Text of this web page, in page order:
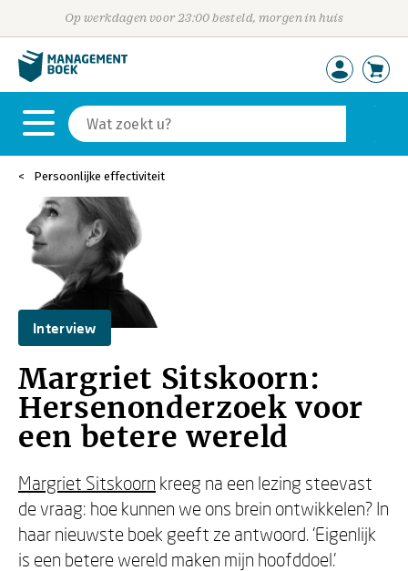
Op werkdagen voor 23:00 besteld, morgen in huis
Persoonlijke effectiviteit
Interview
Margriet Sitskoorn:
Hersenonderzoek voor
een betere wereld
Margriet Sitskoorn kreeg na een lezing steevast
de vraag: hoe kunnen we ons brein ontwikkelen? In
haar nieuwste boek geeft ze antwoord. ‘Eigenlijk
is een betere wereld maken mijn hoofddoel.’